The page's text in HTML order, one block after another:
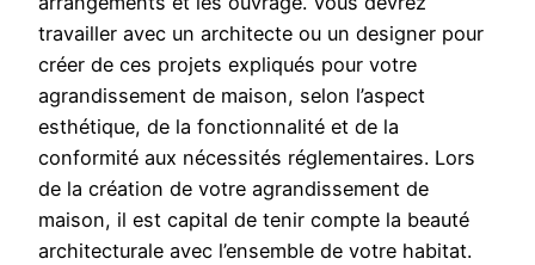
travailler avec un architecte ou un designer pour
créer de ces projets expliqués pour votre
agrandissement de maison, selon l’aspect
esthétique, de la fonctionnalité et de la
conformité aux nécessités réglementaires. Lors
de la création de votre agrandissement de
maison, il est capital de tenir compte la beauté
architecturale avec l’ensemble de votre habitat.